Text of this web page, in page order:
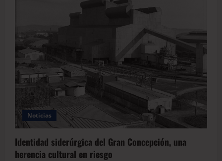
Noticias
Identidad siderúrgica del Gran Concepción, una
herencia cultural en riesgo